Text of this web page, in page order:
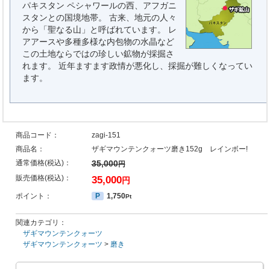
パキスタン ペシャワールの西、アフガニ
スタンとの国境地帯。 古来、地元の人々
から「聖なる山」と呼ばれています。 レ
アアースや多種多様な内包物の水晶など
この土地ならではの珍しい鉱物が採掘さ
れます。 近年ますます政情が悪化し、採掘が難しくなってい
ます。
商品コード：
zagi-151
商品名：
ザギマウンテンクォーツ磨き152g レインボー!
通常価格(税込)：
35,000円
販売価格(税込)： 35,000円
ポイント： P 1,750Pt
関連カテゴリ：
ザギマウンテンクォーツ
ザギマウンテンクォーツ > 磨き